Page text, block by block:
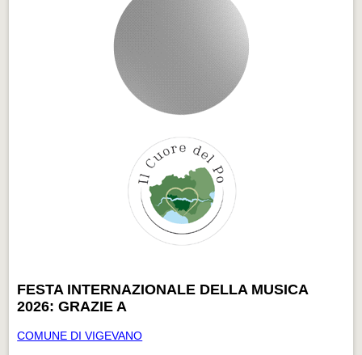
FESTA INTERNAZIONALE DELLA MUSICA
2026: GRAZIE A
COMUNE DI VIGEVANO